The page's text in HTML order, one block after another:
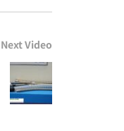
Next Video